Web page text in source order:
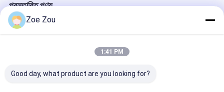
প্রস্তাবিত পণ্য
Zoe Zou
1:41 PM
Good day, what product are you looking for?